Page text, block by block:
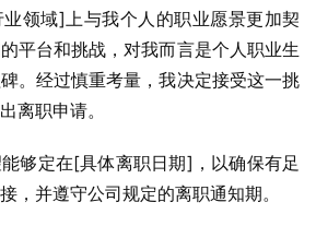
领域]上与我个人的职业愿景更加契
平台和挑战，对我而言是个人职业生
。经过慎重考量，我决定接受这一挑
离职申请。
够定在[具体离职日期]，以确保有足
，并遵守公司规定的离职通知期。